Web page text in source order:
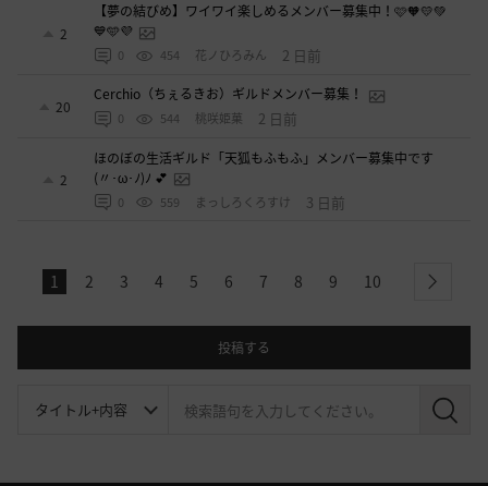
2
【夢の結びめ】ワイワイ楽しめるメンバー募集中！🩷🧡💛💚
💙🩵💜
0 454 花ノひろみん 2 日前
20
Cerchio（ちぇるきお）ギルドメンバー募集！
0 544 桃咲姫菓 2 日前
2
ほのぼの生活ギルド「天狐もふもふ」メンバー募集中です
(〃･ω･ﾉ)ﾉ 💕
0 559 まっしろくろすけ 3 日前
1 2 3 4 5 6 7 8 9 10 next
投稿する
検